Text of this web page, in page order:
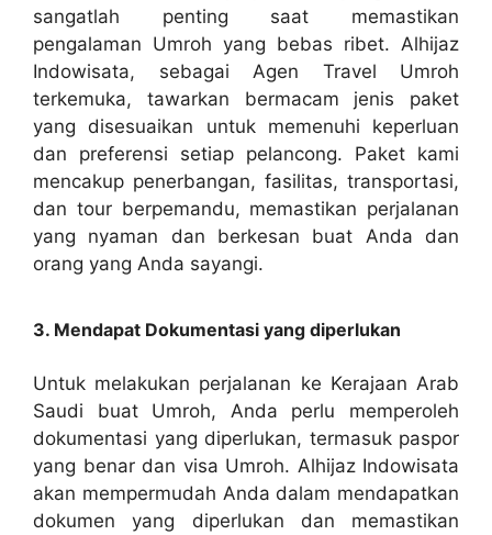
sangatlah penting saat memastikan
pengalaman Umroh yang bebas ribet. Alhijaz
Indowisata, sebagai Agen Travel Umroh
terkemuka, tawarkan bermacam jenis paket
yang disesuaikan untuk memenuhi keperluan
dan preferensi setiap pelancong. Paket kami
mencakup penerbangan, fasilitas, transportasi,
dan tour berpemandu, memastikan perjalanan
yang nyaman dan berkesan buat Anda dan
orang yang Anda sayangi.
3. Mendapat Dokumentasi yang diperlukan
Untuk melakukan perjalanan ke Kerajaan Arab
Saudi buat Umroh, Anda perlu memperoleh
dokumentasi yang diperlukan, termasuk paspor
yang benar dan visa Umroh. Alhijaz Indowisata
akan mempermudah Anda dalam mendapatkan
dokumen yang diperlukan dan memastikan